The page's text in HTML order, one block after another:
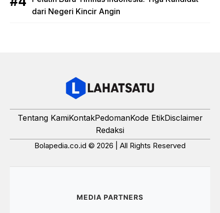
dari Negeri Kincir Angin
Tentang KamiKontakPedomanKode EtikDisclaimer
Redaksi
Bolapedia.co.id © 2026 | All Rights Reserved
MEDIA PARTNERS